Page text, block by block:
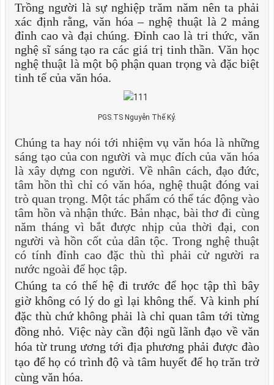
Trồng người là sự nghiệp trăm năm nên ta phải
xác định rằng, văn hóa – nghệ thuật là 2 mảng
đỉnh cao và đại chúng. Đỉnh cao là tri thức, văn
nghệ sĩ sáng tạo ra các giá trị tinh thần. Văn học
nghệ thuật là một bộ phận quan trọng và đặc biệt
tinh tế của văn hóa.
PGS.TS Nguyễn Thế Kỷ.
Chúng ta hay nói tới nhiệm vụ văn hóa là những
sáng tạo của con người và mục đích của văn hóa
là xây dựng con người. Về nhân cách, đạo đức,
tâm hồn thì chỉ có văn hóa, nghệ thuật đóng vai
trò quan trọng. Một tác phẩm có thể tác động vào
tâm hồn và nhận thức. Bản nhạc, bài thơ đi cùng
năm tháng vì bắt được nhịp của thời đại, con
người và hồn cốt của dân tộc. Trong nghệ thuật
có tính đỉnh cao đặc thù thì phải cử người ra
nước ngoài để học tập.
Chúng ta có thế hệ đi trước để học tập thì bây
giờ không có lý do gì lại không thể. Và kinh phí
đặc thù chứ không phải là chỉ quan tâm tới từng
đồng nhỏ. Việc này cần đội ngũ lãnh đạo về văn
hóa từ trung ương tới địa phương phải được đào
tạo để họ có trình độ và tâm huyết để họ trăn trở
cùng văn hóa.